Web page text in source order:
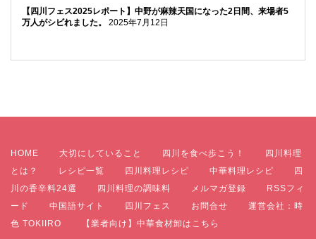
【四川フェス2025レポート】中野が麻辣天国になった2日間、来場者5
万人がシビれました。
2025年7月12日
HOME 大切にしていること 四川を食べ歩こう！
四川料理
とは？
レシピ一覧 四川料理レシピ 中華料理レシピ
四
川の香辛料24選
四川料理の調味料 メルマガ登録
RSSフィ
ード
中国語サイト 四川フェス お問合せ
運営会社：時
色 TOKIIRO
【業者向け】中華食材卸はこちら